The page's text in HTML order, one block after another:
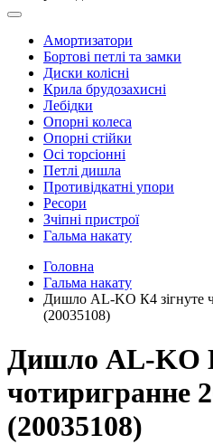
Амортизатори
Бортові петлі та замки
Диски колісні
Крила брудозахисні
Лебідки
Опорні колеса
Опорні стійки
Осі торсіонні
Петлі дишла
Противідкатні упори
Ресори
Зчіпні пристрої
Гальма накату
Головна
Гальма накату
Дишло AL-KO К4 зігнуте
(20035108)
Дишло AL-KO
чотиригранне
(20035108)